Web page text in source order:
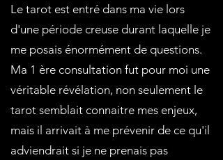
Le tarot est entré dans ma vie lors
d'une période creuse durant laquelle je
me posais énormément de questions.
Ma 1 ère consultation fut pour moi une
véritable révélation, non seulement le
tarot semblait connaitre mes enjeux,
mais il arrivait à me prévenir de ce qu'il
adviendrait si je ne prenais pas